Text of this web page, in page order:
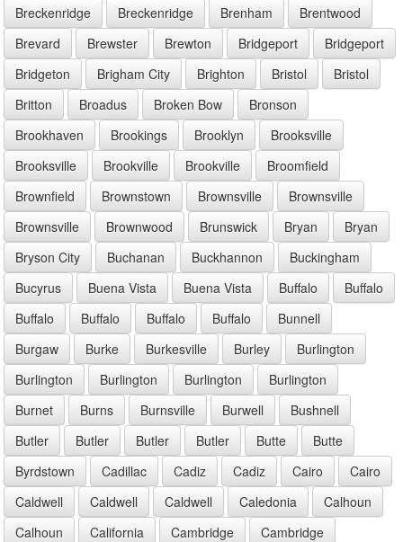
Breckenridge
Breckenridge Brenham
Brentwood
Brevard
Brewster Brewton Bridgeport
Bridgeport
Bridgeton
Brigham City Brighton Bristol
Bristol
Britton
Broadus Broken Bow
Bronson
Brookhaven
Brookings Brooklyn
Brooksville
Brooksville
Brookville Brookville
Broomfield
Brownfield
Brownstown Brownsville
Brownsville
Brownsville
Brownwood Brunswick Bryan
Bryan
Bryson City
Buchanan Buckhannon
Buckingham
Bucyrus
Buena Vista Buena Vista Buffalo
Buffalo
Buffalo
Buffalo Buffalo Buffalo
Bunnell
Burgaw
Burke Burkesville Burley
Burlington
Burlington
Burlington Burlington
Burlington
Burnet
Burns Burnsville Burwell
Bushnell
Butler
Butler Butler Butler Butte
Butte
Byrdstown
Cadillac Cadiz Cadiz Cairo
Cairo
Caldwell
Caldwell Caldwell Caledonia
Calhoun
Calhoun
California Cambridge
Cambridge